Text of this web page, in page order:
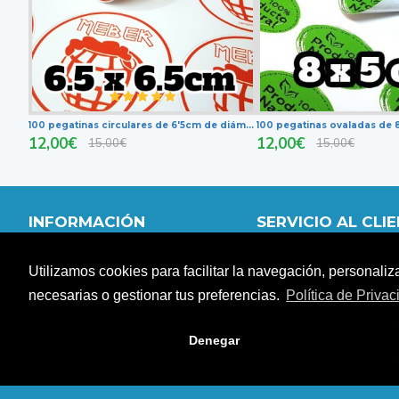
Utilizamos cookies para facilitar la navegación,
necesarias o gestionar tus preferencias. Política de
Denegar
100 pegatinas circulares de 6'5cm de diámetro
12,00€ 15,00€
100 pegatinas ovaladas de
12,00€ 15,00€
INFORMACIÓN
DISTRIBUIDORES
FORMAS DE PAGO
SERVICIO AL
CARRITO
CONTACTO